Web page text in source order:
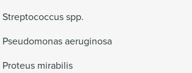
Streptococcus spp.
Pseudomonas aeruginosa
Proteus mirabilis